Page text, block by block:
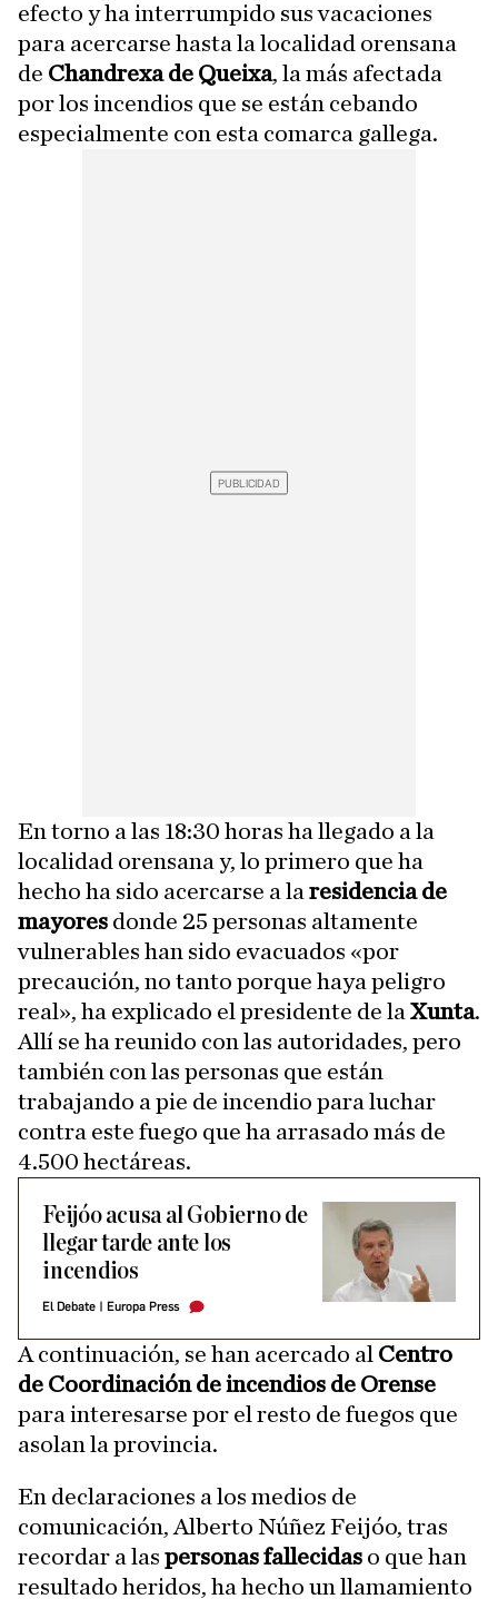
efecto y ha interrumpido sus vacaciones
para acercarse hasta la localidad orensana
de Chandrexa de Queixa, la más afectada
por los incendios que se están cebando
especialmente con esta comarca gallega.
En torno a las 18:30 horas ha llegado a la
localidad orensana y, lo primero que ha
hecho ha sido acercarse a la residencia de
mayores donde 25 personas altamente
vulnerables han sido evacuados «por
precaución, no tanto porque haya peligro
real», ha explicado el presidente de la Xunta.
Allí se ha reunido con las autoridades, pero
también con las personas que están
trabajando a pie de incendio para luchar
contra este fuego que ha arrasado más de
4.500 hectáreas.
Feijóo acusa al Gobierno de
llegar tarde ante los
incendios
El Debate Europa Press
A continuación, se han acercado al Centro
de Coordinación de incendios de Orense
para interesarse por el resto de fuegos que
asolan la provincia.
En declaraciones a los medios de
comunicación, Alberto Núñez Feijóo, tras
recordar a las personas fallecidas o que han
resultado heridos, ha hecho un llamamiento